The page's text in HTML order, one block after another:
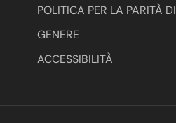
POLITICA PER LA PARITÀ DI
GENERE
ACCESSIBILITÀ